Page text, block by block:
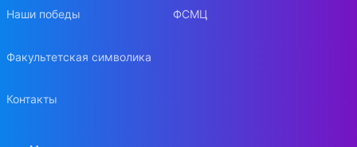
Наши победы
Факультетская символика
Контакты
ФСМЦ